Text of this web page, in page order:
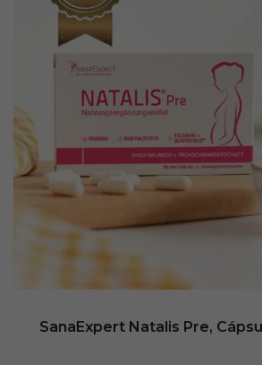
SanaExpert Natalis Pre,